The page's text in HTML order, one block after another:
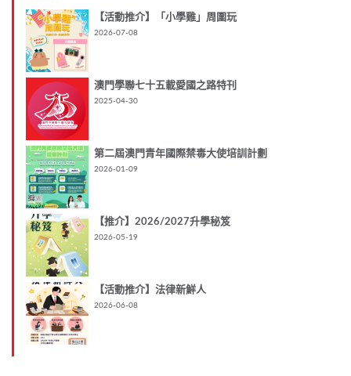
【活動推介】「小學雞」周圍玩
2026-07-08
澳門學聯七十五載愛國之路特刊
2025-04-30
第二屆澳門青年國際禁毒大使培訓計劃
2026-01-09
【推介】2026/2027升學秘笈
2026-05-19
【活動推介】法律新鮮人
2026-06-08